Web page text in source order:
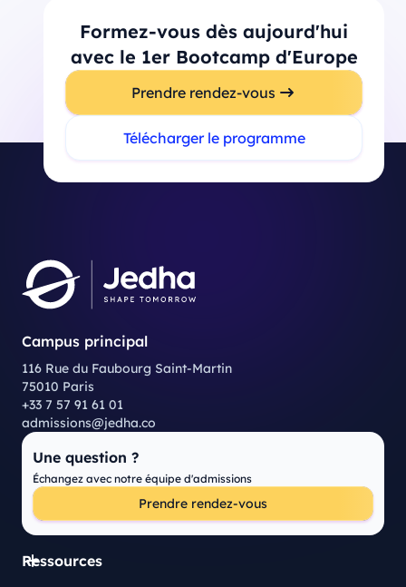
Formez-vous dès aujourd'hui
avec le 1er Bootcamp d'Europe
Prendre rendez-vous
Télécharger le programme
Campus principal
116 Rue du Faubourg Saint-Martin
75010 Paris
+33 7 57 91 61 01
admissions@jedha.co
Une question ?
Échangez avec notre équipe d'admissions
Prendre rendez-vous
Ressources